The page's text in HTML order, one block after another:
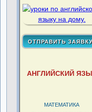
АНГЛИЙСКИЙ
МАТЕМАТИКА